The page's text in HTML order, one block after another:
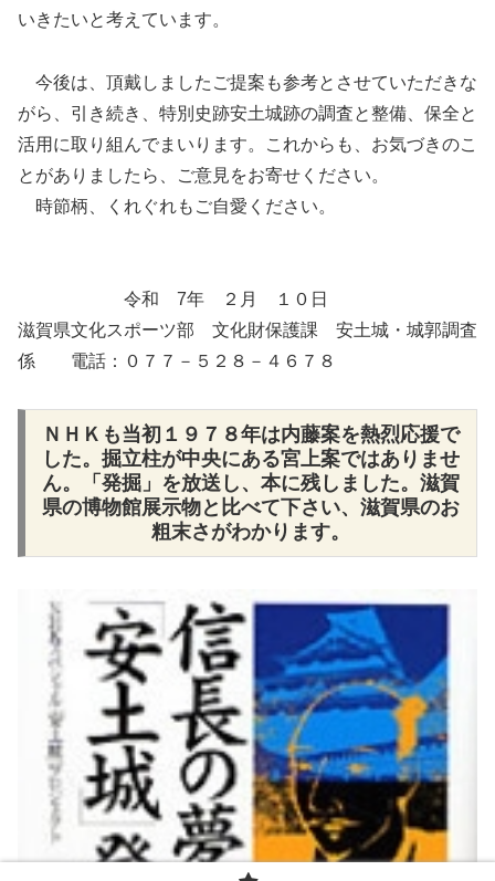
いきたいと考えています。
今後は、頂戴しましたご提案も参考とさせていただきな
がら、引き続き、特別史跡安土城跡の調査と整備、保全と
活用に取り組んでまいります。これからも、お気づきのこ
とがありましたら、ご意見をお寄せください。
時節柄、くれぐれもご自愛ください。
令和 7年 ２月 １０日
滋賀県文化スポーツ部 文化財保護課 安土城・城郭調査
係 電話：０７７－５２８－４６７８
ＮＨＫも当初１９７８年は内藤案を熱烈応援で
した。掘立柱が中央にある宮上案ではありませ
ん。「発掘」を放送し、本に残しました。滋賀
県の博物館展示物と比べて下さい、滋賀県のお
粗末さがわかります。